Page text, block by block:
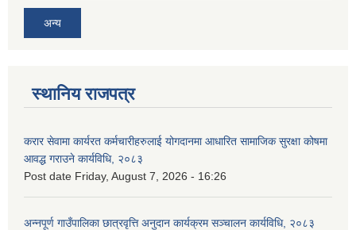
अन्य
स्थानिय राजपत्र
करार सेवामा कार्यरत कर्मचारीहरुलाई योगदानमा आधारित सामाजिक सुरक्षा कोषमा
आवद्ध गराउने कार्यविधि, २०८३
Post date Friday, August 7, 2026 - 16:26
अन्नपूर्ण गाउँपालिका छात्रवृत्ति अनुदान कार्यक्रम सञ्चालन कार्यविधि, २०८३